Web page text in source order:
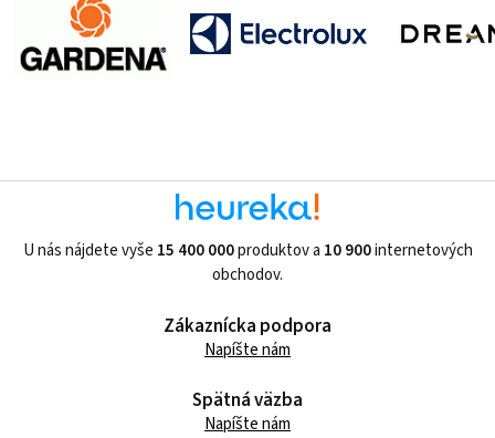
U nás nájdete vyše 15 400 000produktov a 10 900internetových
obchodov.
Zákaznícka podpora
Napíšte nám
Spätná väzba
Napíšte nám